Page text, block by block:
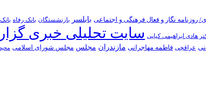
روزنامه نگار و فعال فرهنگی و اجتماعی بابلسر بازنشستگان بانک رفاه
هادی ابراهیمی کیاپی سایت تحلیلی خبری
عراقچی فاطمه مهاجرانی مازندران مجلس مجلس شورای اسلامی